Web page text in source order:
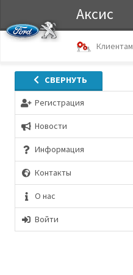
Аксис
Клиентам
СВЕРНУТЬ
Регистрация
Новости
Информация
Контакты
О нас
Войти